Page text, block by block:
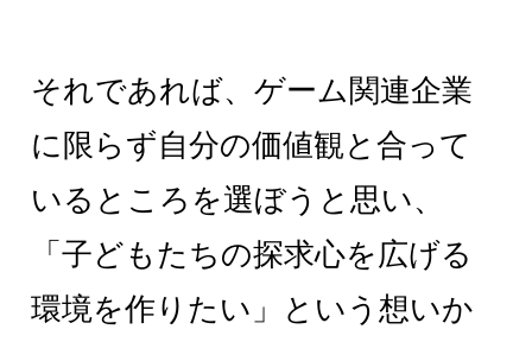
それであれば、ゲーム関連企業
に限らず自分の価値観と合って
いるところを選ぼうと思い、
「子どもたちの探求心を広げる
環境を作りたい」という想いか